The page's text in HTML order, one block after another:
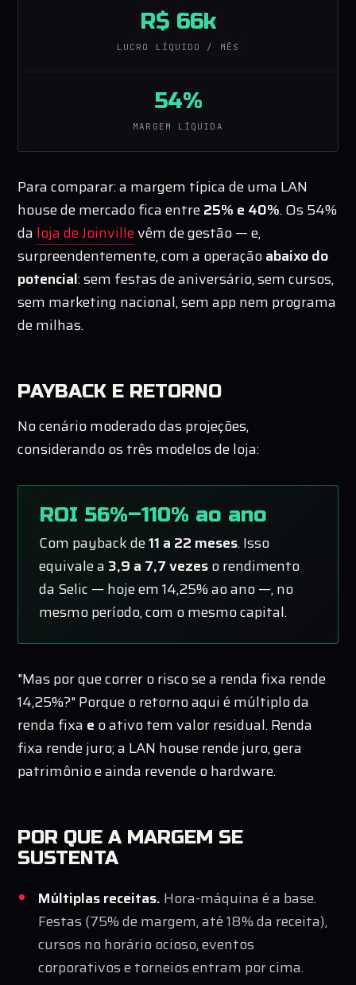
R$ 66k
LUCRO LÍQUIDO / MÊS
54%
MARGEM LÍQUIDA
Para comparar: a margem típica de uma LAN
house de mercado fica entre25% e 40%. Os 54%
da loja de Joinvillevêm de gestão — e,
surpreendentemente, com a operaçãoabaixo do
potencial: sem festas de aniversário, sem cursos,
sem marketing nacional, sem app nem programa
de milhas.
PAYBACK E RETORNO
No cenário moderado das projeções,
considerando os três modelos de loja:
ROI 56%–110% ao ano
Com payback de11 a 22 meses. Isso
equivale a 3,9 a 7,7 vezeso rendimento
da Selic — hoje em 14,25% ao ano —, no
mesmo período, com o mesmo capital.
"Mas por que correr o risco se a renda fixa rende
14,25%?" Porque o retorno aqui é múltiplo da
renda fixa e o ativo tem valor residual. Renda
fixa rende juro; a LAN house rende juro, gera
patrimônio e ainda revende o hardware.
POR QUE A MARGEM SE
SUSTENTA
Múltiplas receitas. Hora-máquina é a base.
Festas (75% de margem, até 18% da receita),
cursos no horário ocioso, eventos
corporativos e torneios entram por cima.